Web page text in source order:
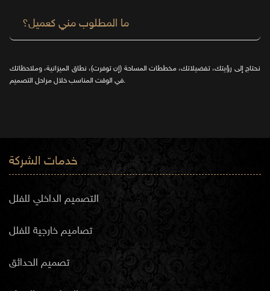
ما المطلوب مني كعميل؟
نحتاج إلى رؤيتك، تفضيلاتك، مخططات المساحة (إن توفرت)، نطاق الميزانية، وملاحظاتك
في الوقت المناسب خلال مراحل التصميم.
خدمات الشركة
التصميم الداخلي للفلل
تصاميم خارجية للفلل
تصميم الحدائق